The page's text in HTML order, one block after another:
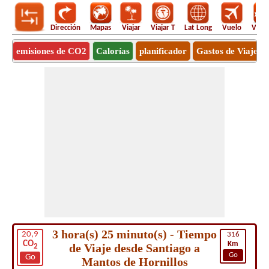
Dirección Mapas Viajar Viajar T Lat Long Vuelo
emisiones de CO2 Calorías planificador Gastos de Viaje
20,9
CO2
Go
316
Km
Go
3 hora(s) 25 minuto(s) - Tiempo
de Viaje desde Santiago a
Mantos de Hornillos